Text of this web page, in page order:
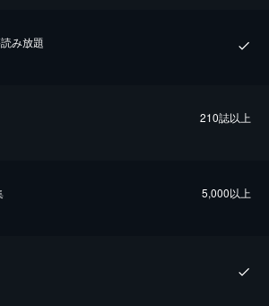
み放題
210誌以上
5,000以上